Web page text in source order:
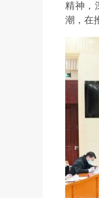
精神，
潮，在